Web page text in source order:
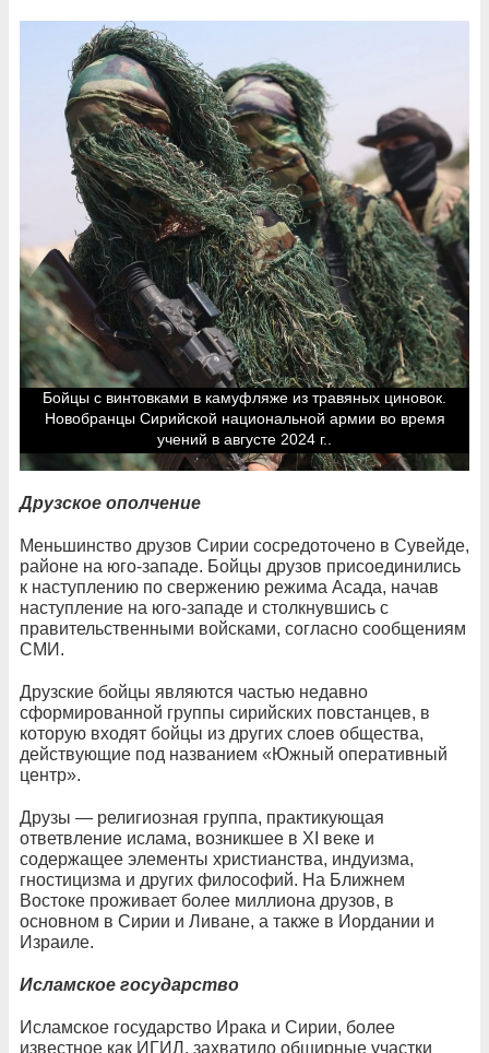
Бойцы с винтовками в камуфляже из травяных циновок.
Новобранцы Сирийской национальной армии во время
учений в августе 2024 г..
Друзское ополчение
Меньшинство друзов Сирии сосредоточено в Сувейде,
районе на юго-западе. Бойцы друзов присоединились
к наступлению по свержению режима Асада, начав
наступление на юго-западе и столкнувшись с
правительственными войсками, согласно сообщениям
СМИ.
Друзские бойцы являются частью недавно
сформированной группы сирийских повстанцев, в
которую входят бойцы из других слоев общества,
действующие под названием «Южный оперативный
центр».
Друзы — религиозная группа, практикующая
ответвление ислама, возникшее в XI веке и
содержащее элементы христианства, индуизма,
гностицизма и других философий. На Ближнем
Востоке проживает более миллиона друзов, в
основном в Сирии и Ливане, а также в Иордании и
Израиле.
Исламское государство
Исламское государство Ирака и Сирии, более
известное как ИГИЛ, захватило обширные участки